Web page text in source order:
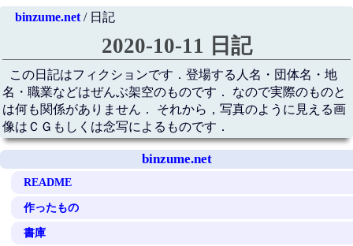
binzume.net/ 日記
2020-10-11 日記
この日記はフィクションです．登場する人名・団体名・地
名・職業などはぜんぶ架空のものです． なので実際のものと
は何も関係がありません． それから，写真のように見える画
像はＣＧもしくは念写によるものです．
binzume.net
README
作ったもの
書庫